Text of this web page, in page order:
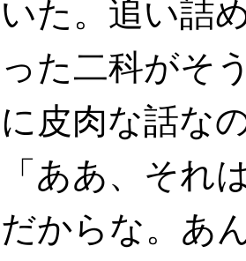
いた。追い詰
った二科がそ
に皮肉な話な
「ああ、それ
だからな。あ